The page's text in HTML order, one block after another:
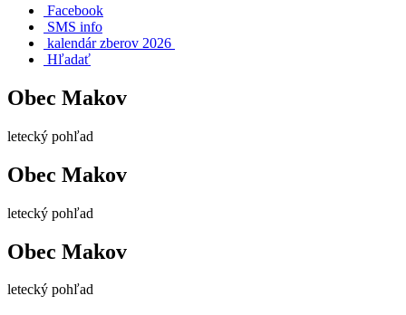
Facebook
SMS info
​ kalendár zberov 2026
Hľadať
Obec Makov
letecký pohľad
Obec Makov
letecký pohľad
Obec Makov
letecký pohľad